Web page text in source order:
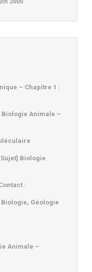
– Chapitre 1 :
Biologie Animale –
[Sujet] Biologie
:
Biologie, Géologie
Animale –